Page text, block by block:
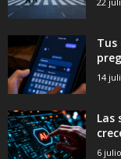
Tus
14
Las
6